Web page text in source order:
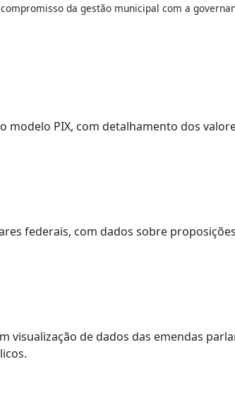
da gestão municipal com a
PIX, com detalhamento dos
federais, com dados sobre
visualização de dados das emendas